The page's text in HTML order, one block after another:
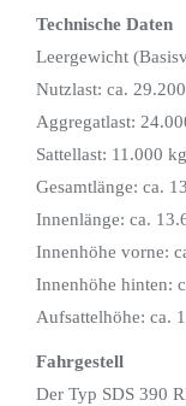
Technische Daten
Leergewicht
Nutzlast: ca.
Aggregatlast:
Sattellast: 11.000 kg
Gesamtlänge: ca.
Innenlänge: ca.
Innenhöhe vorne:
Innenhöhe hinten:
Aufsattelhöhe: ca.
Fahrgestell
Der Typ SDS 390